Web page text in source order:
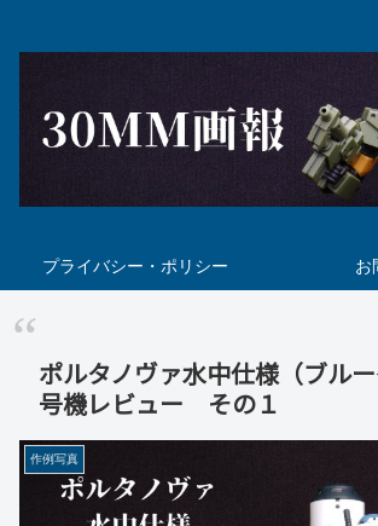
プライバシー・ポリシー お
ポルタノヴァ水中仕様（ブル
号機レビュー その１
作例写真